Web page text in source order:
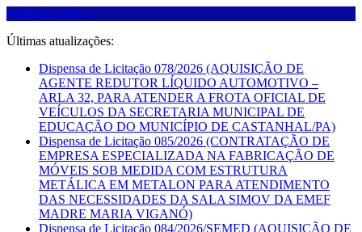
Fechar O Menu
Últimas atualizações:
Dispensa de Licitação 078/2026 (AQUISIÇÃO DE
AGENTE REDUTOR LÍQUIDO AUTOMOTIVO –
ARLA 32, PARA ATENDER A FROTA OFICIAL DE
VEÍCULOS DA SECRETARIA MUNICIPAL DE
EDUCAÇÃO DO MUNICÍPIO DE CASTANHAL/PA)
Dispensa de Licitação 085/2026 (CONTRATAÇÃO DE
EMPRESA ESPECIALIZADA NA FABRICAÇÃO DE
MÓVEIS SOB MEDIDA COM ESTRUTURA
METÁLICA EM METALON PARA ATENDIMENTO
DAS NECESSIDADES DA SALA SIMOV DA EMEF
MADRE MARIA VIGANÓ)
Dispensa de Licitação 084/2026/SEMED (AQUISIÇÃO DE